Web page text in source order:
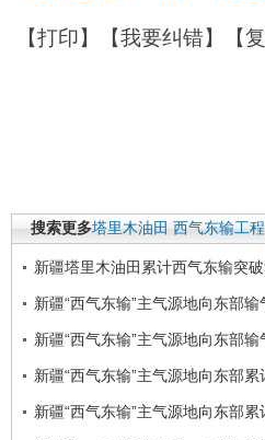
【打印】【我要纠错】【
搜索更多塔里木油田 西气东输工程
新疆塔里木油田累计西气东输突
新疆“西气东输”主气源地向东部
新疆“西气东输”主气源地向东部
新疆“西气东输”主气源地向东部
新疆“西气东输”主气源地向东部